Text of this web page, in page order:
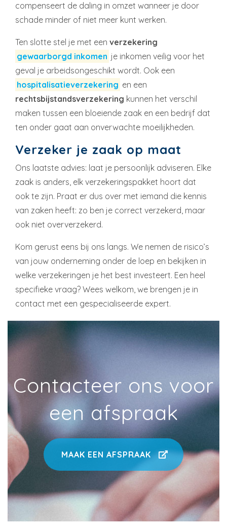
compenseert de daling in omzet wanneer je door
schade minder of niet meer kunt werken.
Ten slotte stel je met een verzekering
gewaarborgd inkomen je inkomen veilig voor het
geval je arbeidsongeschikt wordt. Ook een
hospitalisatieverzekering en een
rechtsbijstandsverzekering kunnen het verschil
maken tussen een bloeiende zaak en een bedrijf dat
ten onder gaat aan onverwachte moeilijkheden.
Verzeker je zaak op maat
Ons laatste advies: laat je persoonlijk adviseren. Elke
zaak is anders, elk verzekeringspakket hoort dat
ook te zijn. Praat er dus over met iemand die kennis
van zaken heeft: zo ben je correct verzekerd, maar
ook niet oververzekerd.
Kom gerust eens bij ons langs. We nemen de risico’s
van jouw onderneming onder de loep en bekijken in
welke verzekeringen je het best investeert. Een heel
specifieke vraag? Wees welkom, we brengen je in
contact met een gespecialiseerde expert.
Contacteer ons voor
een afspraak
MAAK EEN AFSPRAAK